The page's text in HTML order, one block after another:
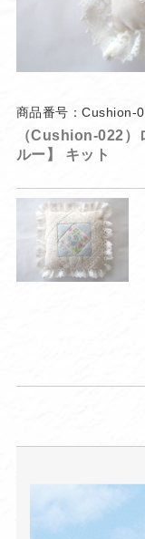
商品番号：Cushion-
（Cushion-022）
ルー】 キット